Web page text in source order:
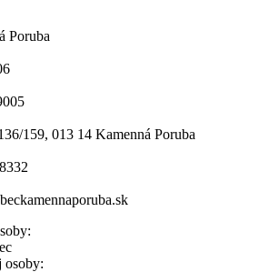
Poruba
159, 013 14 Kamenná Poruba
osoby: